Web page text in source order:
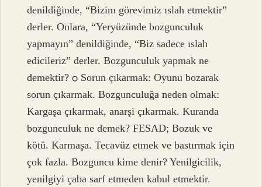
denildiğinde, “Bizim görevimiz ıslah etmektir”
derler. Onlara, “Yeryüzünde bozgunculuk
yapmayın” denildiğinde, “Biz sadece ıslah
edicileriz” derler. Bozgunculuk yapmak ne
demektir? ѻ Sorun çıkarmak: Oyunu bozarak
sorun çıkarmak. Bozgunculuğa neden olmak:
Kargaşa çıkarmak, anarşi çıkarmak. Kuranda
bozgunculuk ne demek? FESAD; Bozuk ve
kötü. Karmaşa. Tecavüz etmek ve bastırmak için
çok fazla. Bozguncu kime denir? Yenilgicilik,
yenilgiyi çaba sarf etmeden kabul etmektir.